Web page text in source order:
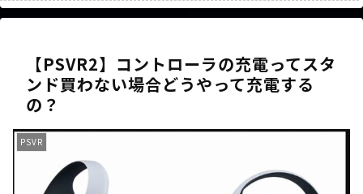
ドラクエの『ゼシカ』とかいう人気キャラｗｗ
《どうしてこうなった！？》「フリーレン一番くじ」を記念に
《人気No.1は誰だ？》順位でまさかの下剋上！？「魔族達のラ
《未だ謎多きキャラ達の順位》：「女神の石碑編」＆「帝国編
《アニメ2期＆3期が強い》「神技のレヴォルテ編」・「黄金郷
《強者達が上位に立ち並ぶ》「一級魔法使い選抜試験編」のキ
36歳の彼女と結婚したいのに、家族が猛反対。家族から信じら
【PSVR2】コントローラの充電ってスタ
ンド買わない場合どうやって充電する
の？
PSVR